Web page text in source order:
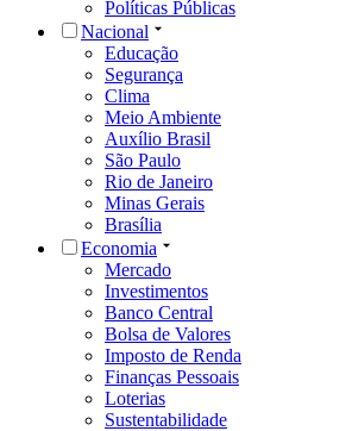
Políticas Públicas
Nacional
Educação
Segurança
Clima
Meio Ambiente
Auxílio Brasil
São Paulo
Rio de Janeiro
Minas Gerais
Brasília
Economia
Mercado
Investimentos
Banco Central
Bolsa de Valores
Imposto de Renda
Finanças Pessoais
Loterias
Sustentabilidade